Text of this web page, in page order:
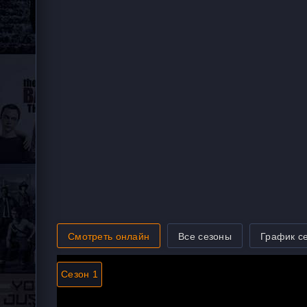
Смотреть онлайн Все сезоны График
Сезон 1